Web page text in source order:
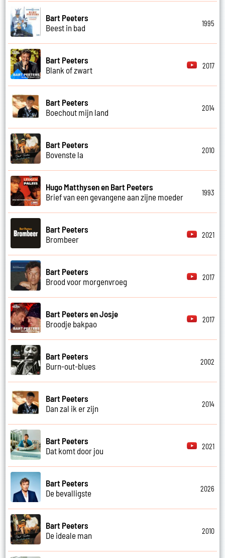
Bart Peeters
Beest in bad
1995
Bart Peeters
Blank of zwart
2017
Bart Peeters
Boechout mijn land
2014
Bart Peeters
Bovenste la
2010
Hugo Matthysen en Bart Peeters
Brief van een gevangene aan zijne moeder
1993
Bart Peeters
Brombeer
2021
Bart Peeters
Brood voor morgenvroeg
2017
Bart Peeters en Josje
Broodje bakpao
2017
Bart Peeters
Burn-out-blues
2002
Bart Peeters
Dan zal ik er zijn
2014
Bart Peeters
Dat komt door jou
2021
Bart Peeters
De bevalligste
2026
Bart Peeters
De ideale man
2010